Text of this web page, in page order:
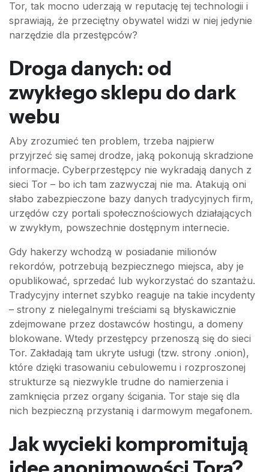
Tor, tak mocno uderzają w reputację tej technologii i
sprawiają, że przeciętny obywatel widzi w niej jedynie
narzędzie dla przestępców?
Droga danych: od
zwykłego sklepu do dark
webu
Aby zrozumieć ten problem, trzeba najpierw
przyjrzeć się samej drodze, jaką pokonują skradzione
informacje. Cyberprzestępcy nie wykradają danych z
sieci Tor – bo ich tam zazwyczaj nie ma. Atakują oni
słabo zabezpieczone bazy danych tradycyjnych firm,
urzędów czy portali społecznościowych działających
w zwykłym, powszechnie dostępnym internecie.
Gdy hakerzy wchodzą w posiadanie milionów
rekordów, potrzebują bezpiecznego miejsca, aby je
opublikować, sprzedać lub wykorzystać do szantażu.
Tradycyjny internet szybko reaguje na takie incydenty
– strony z nielegalnymi treściami są błyskawicznie
zdejmowane przez dostawców hostingu, a domeny
blokowane. Wtedy przestępcy przenoszą się do sieci
Tor. Zakładają tam ukryte usługi (tzw. strony .onion),
które dzięki trasowaniu cebulowemu i rozproszonej
strukturze są niezwykle trudne do namierzenia i
zamknięcia przez organy ścigania. Tor staje się dla
nich bezpieczną przystanią i darmowym megafonem.
Jak wycieki kompromitują